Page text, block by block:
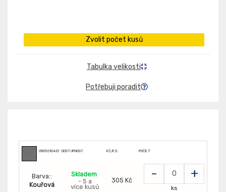
Zvolit počet kusů
Tabulka velikosti
Potřebuji poradit
CR0501043306999DOSTUPNOST KČ/KS: POČET
Barva::
Kouřová
Skladem
- 5 a
více kusů
305 Kč - +
ks